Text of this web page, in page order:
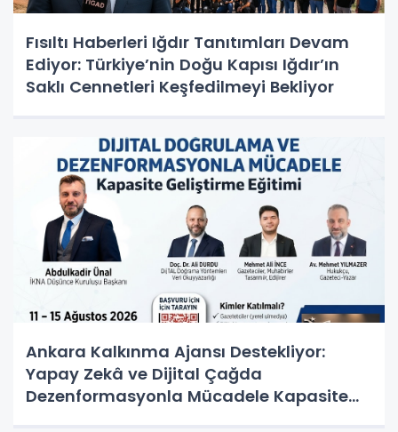
Fısıltı Haberleri Iğdır Tanıtımları Devam
Ediyor: Türkiye’nin Doğu Kapısı Iğdır’ın
Saklı Cennetleri Keşfedilmeyi Bekliyor
Ankara Kalkınma Ajansı Destekliyor:
Yapay Zekâ ve Dijital Çağda
Dezenformasyonla Mücadele Kapasite